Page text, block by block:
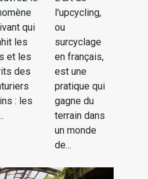
qui
les
et les
des
: les
l'upcycling,
ou
surcyclage
en français,
est une
pratique qui
gagne du
terrain dans
un monde
de...